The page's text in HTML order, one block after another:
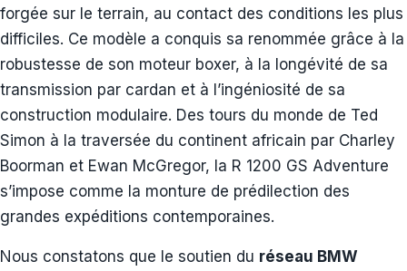
forgée sur le terrain, au contact des conditions les plus
difficiles. Ce modèle a conquis sa renommée grâce à la
robustesse de son moteur boxer, à la longévité de sa
transmission par cardan et à l’ingéniosité de sa
construction modulaire. Des tours du monde de Ted
Simon à la traversée du continent africain par Charley
Boorman et Ewan McGregor, la R 1200 GS Adventure
s’impose comme la monture de prédilection des
grandes expéditions contemporaines.
Nous constatons que le soutien du réseau BMW